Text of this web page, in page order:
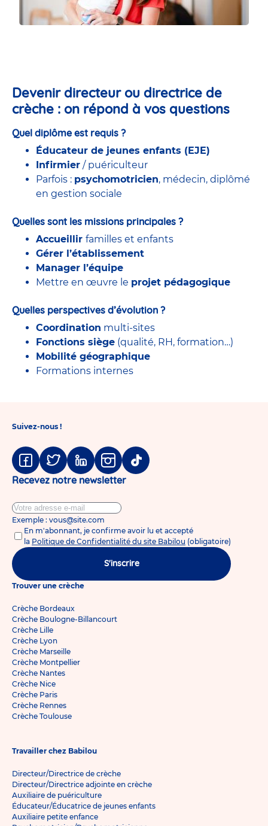
Devenir directeur ou directrice de
crèche : on répond à vos questions
Quel diplôme est requis ?
Éducateur de jeunes enfants (EJE)
Infirmier / puériculteur
Parfois : psychomotricien, médecin, diplômé
en gestion sociale
Quelles sont les missions principales ?
Accueillir familles et enfants
Gérer l’établissement
Manager l’équipe
Mettre en œuvre le projet pédagogique
Quelles perspectives d’évolution ?
Coordination multi-sites
Fonctions siège (qualité, RH, formation…)
Mobilité géographique
Formations internes
Suivez-nous !
Facebook
TwitterLinkedinInstagram
Tiktok
Recevez notre newsletter
Exemple : vous@site.com
En m'abonnant, je confirme avoir lu et accepté
la Politique de Confidentialité du site Babilou (obligatoire)
S'inscrire
Trouver une crèche
Crèche Bordeaux
Crèche Boulogne-Billancourt
Crèche Lille
Crèche Lyon
Crèche Marseille
Crèche Montpellier
Crèche Nantes
Crèche Nice
Crèche Paris
Crèche Rennes
Crèche Toulouse
Travailler chez Babilou
Directeur/Directrice de crèche
Directeur/Directrice adjointe en crèche
Auxiliaire de puériculture
Éducateur/Éducatrice de jeunes enfants
Auxiliaire petite enfance